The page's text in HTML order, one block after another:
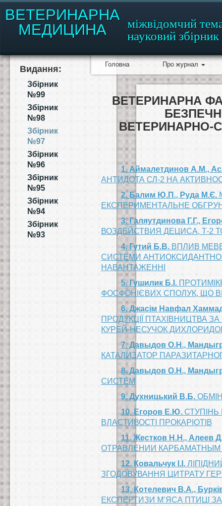
ВЕТЕРИНАРНА
МЕДИЦИНА
міжвідомчий
науковий збірник
Видання:
Збірник
№99
Збірник
№98
Збірник
№97
Збірник
№96
Збірник
№95
Збірник
№94
Збірник
№93
Головна Про журнал
ВЕТЕРИНАРНА
ВЕТЕРИНАРНО-
1. Аймалетдинов А.М.,
АНТИДОТА СЛ-2 НА
2. Балим Ю.П., Руда М.Є.
ЕКСПЕРИМЕНТАЛЬНЕ
3. Галяутдинова Г.Г.,
ВОЗДЕЙСТВИЯ ДЕЦИСА, Т-2
4. Гутий Б.В. ВПЛИВ
СИСТЕМИ
НАВАНТАЖЕННІ
5. Гушилик Б.І.
ФОСФОНІЄВИХ СПОЛУК, ЩО
6. Джасім Навфал
ПРОДУКЦІЇ ПТАХІВНИЦТВА
КУРЕЙ-НЕСУЧОК
7. Давыдов О.Н.,
КАТАЛИЗАТОР
8. Давыдов О.Н.,
СИСТЕМ
9. Духницький В.Б.
10. Егоров Е.Ю. СТУПІНЬ
ВЛАСТИВОСТІ ПРОКАРІОТІВ
11. Жестков Н.Н., Алеев
ОТРАВЛЕНИИ
12. Ковальчук І.І.
ЗГОДОВУВАННЯ ЦИТРАТУ
13. Котелевич В.А.,
ЕКСПЕРТИЗИ М’ЯСА ПТИЦІ